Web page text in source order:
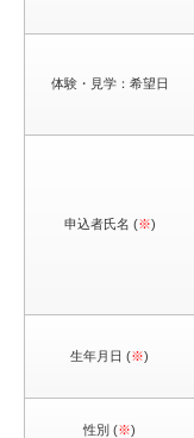
体験・見学：希望日
申込者氏名 (※)
生年月日 (※)
性別 (※)